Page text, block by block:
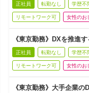
正社員 転勤なし 学歴不
リモートワーク可 女性のお
《東京勤務》DXを推進
正社員 転勤なし 学歴不
リモートワーク可 女性のお
《東京勤務》大手企業の